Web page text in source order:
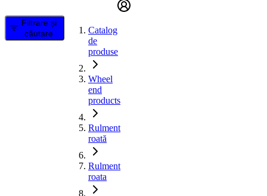
Filtrare și
căutare
Catalog
de
produse
Wheel
end
products
Rulment
roată
Rulment
roata